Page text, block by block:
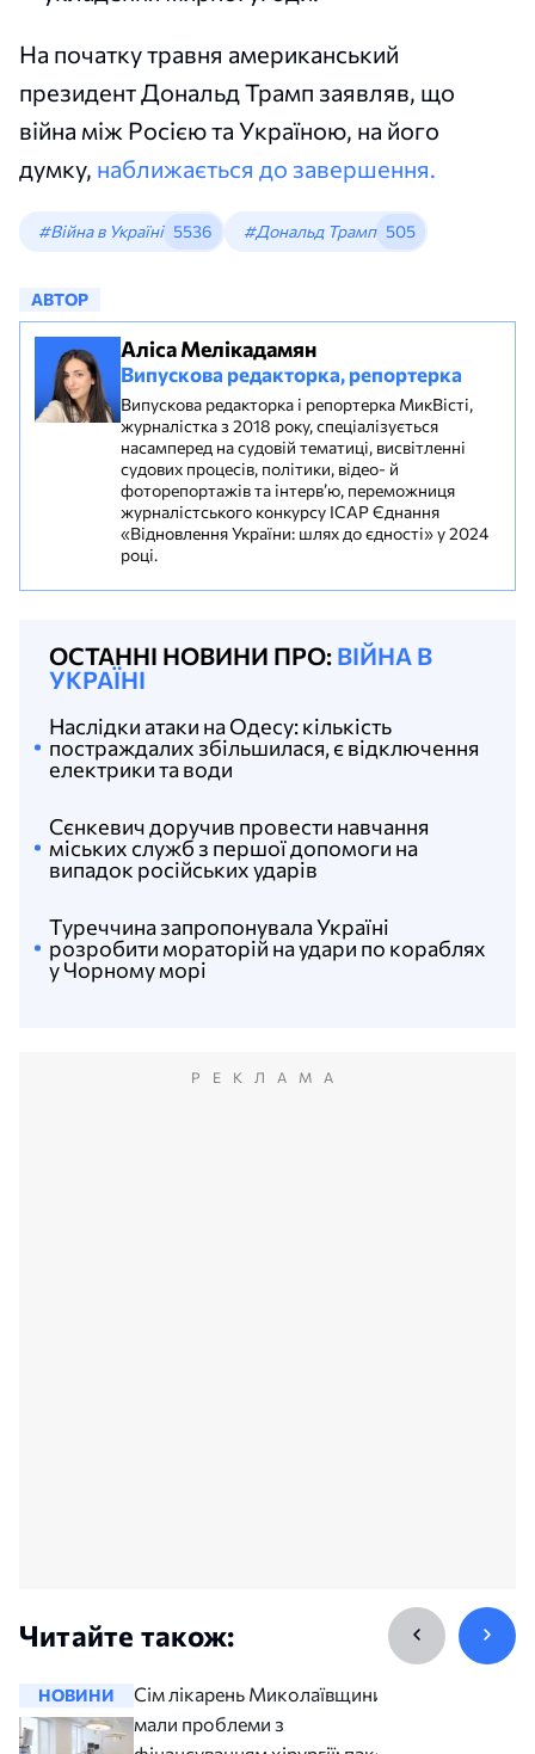
На початку травня американський
президент Дональд Трамп заявляв, що
війна між Росією та Україною, на його
думку, наближається до завершення.
#Війна в Україні 5536 #Дональд Трамп 505
АВТОР
Аліса Мелікадамян
Випускова редакторка, репортерка
Випускова редакторка і репортерка МикВісті,
журналістка з 2018 року, спеціалізується
насамперед на судовій тематиці, висвітленні
судових процесів, політики, відео- й
фоторепортажів та інтерв’ю, переможниця
журналістського конкурсу ІСАР Єднання
«Відновлення України: шлях до єдності» у 2024
році.
ОСТАННІ НОВИНИ ПРО: ВІЙНА В
УКРАЇНІ
Туреччина запропонувала Україні
розробити мораторій на удари по кораблях
у Чорному морі
Сєнкевич доручив провести навчання
міських служб з першої допомоги на
випадок російських ударів
Наслідки атаки на Одесу: кількість
постраждалих збільшилася, є відключення
електрики та води
РЕКЛАМА
Читайте також:
НОВИНИ
Сім лікарень Миколаївщини
мали проблеми з